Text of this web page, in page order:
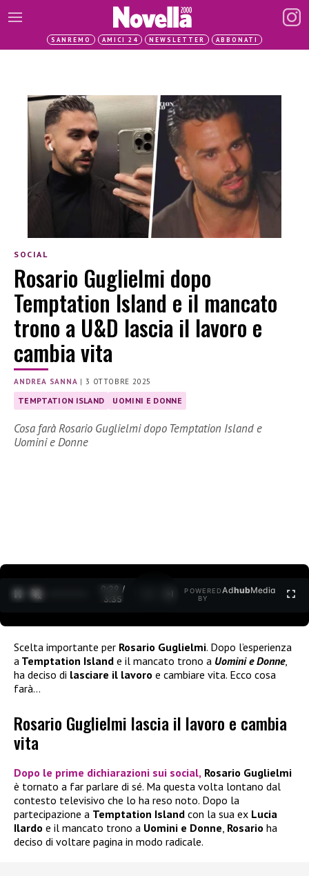
SANREMO AMICI 24 NEWSLETTER ABBONATI
SOCIAL
Rosario Guglielmi dopo
Temptation Island e il mancato
trono a U&D lascia il lavoro e
cambia vita
ANDREA SANNA |3 OTTOBRE 2025
TEMPTATION ISLAND UOMINI E DONNE
Cosa farà Rosario Guglielmi dopo Temptation Island e
Uomini e Donne
0:30 /
3:35
POWERED
BY
AdhubMedia
Scelta importante per Rosario Guglielmi. Dopo l’esperienza
a Temptation Island e il mancato trono a Uomini e Donne,
ha deciso di lasciare il lavoro e cambiare vita. Ecco cosa
farà…
Rosario Guglielmi lascia il lavoro e cambia
vita
Dopo le prime dichiarazioni sui social, Rosario Guglielmi
è tornato a far parlare di sé. Ma questa volta lontano dal
contesto televisivo che lo ha reso noto. Dopo la
partecipazione a Temptation Island con la sua ex Lucia
Ilardo e il mancato trono a Uomini e Donne, Rosario ha
deciso di voltare pagina in modo radicale.